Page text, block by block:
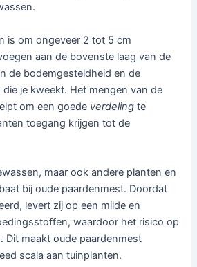
is om ongeveer 2 tot 5 cm
aan de bovenste laag van de
de bodemgesteldheid en de
je kweekt. Het mengen van de
om een goede verdeling te
toegang krijgen tot de
maar ook andere planten en
bij oude paardenmest. Doordat
levert zij op een milde en
waardoor het risico op
Dit maakt oude paardenmest
scala aan tuinplanten.